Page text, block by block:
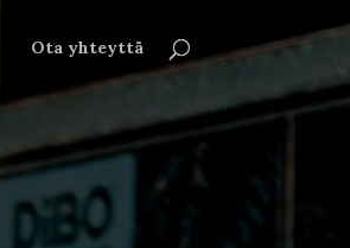
Ota yhteyttä